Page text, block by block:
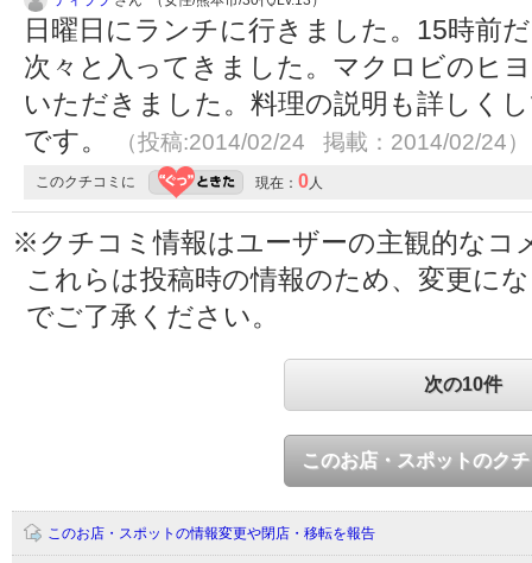
日曜日にランチに行きました。15時前
次々と入ってきました。マクロビのヒ
いただきました。料理の説明も詳しく
です。
（投稿:2014/02/24 掲載：2014/02/24）
このクチコミに 現在： 0人
※クチコミ情報はユーザーの主観的なコ
これらは投稿時の情報のため、変更に
でご了承ください。
次の10件
このお店・スポットのク
このお店・スポットの情報変更や閉店・移転を報告